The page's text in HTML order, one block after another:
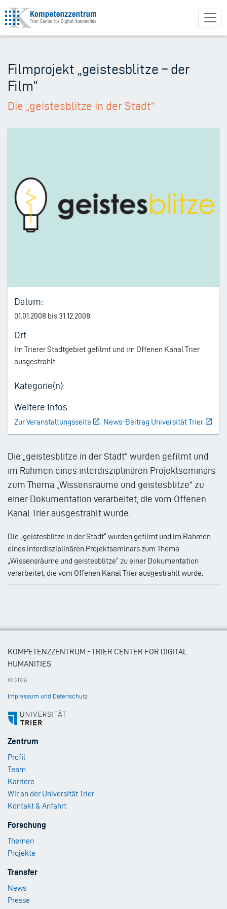
Direkt
zum
Inhalt
Filmprojekt „geistesblitze – der
Film“
Die „geistesblitze in der Stadt“
Datum:
01.01.2008 bis 31.12.2008
Ort:
Im Trierer Stadtgebiet gefilmt und im Offenen Kanal Trier
ausgestrahlt
Kategorie(n):
Weitere Infos:
Zur Veranstaltungsseite , News-Beitrag Universität Trier
Die „geistesblitze in der Stadt“ wurden gefilmt und
im Rahmen eines interdisziplinären Projektseminars
zum Thema „Wissensräume und geistesblitze“ zu
einer Dokumentation verarbeitet, die vom Offenen
Kanal Trier ausgestrahlt wurde.
Die „geistesblitze in der Stadt“ wurden gefilmt und im Rahmen
eines interdisziplinären Projektseminars zum Thema
„Wissensräume und geistesblitze“ zu einer Dokumentation
verarbeitet, die vom Offenen Kanal Trier ausgestrahlt wurde.
KOMPETENZZENTRUM - TRIER CENTER FOR DIGITAL
HUMANITIES
© 2026
Impressum und Datenschutz
Footer
1
Zentrum
Profil
Team
Karriere
Wir an der Universität Trier
Kontakt & Anfahrt
Footer
2
Forschung
Themen
Projekte
Footer
3
Transfer
News
Presse